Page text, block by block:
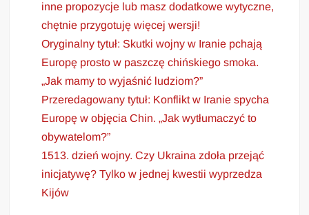
inne propozycje lub masz dodatkowe wytyczne,
chętnie przygotuję więcej wersji!
Oryginalny tytuł: Skutki wojny w Iranie pchają
Europę prosto w paszczę chińskiego smoka.
„Jak mamy to wyjaśnić ludziom?”
Przeredagowany tytuł: Konflikt w Iranie spycha
Europę w objęcia Chin. „Jak wytłumaczyć to
obywatelom?”
1513. dzień wojny. Czy Ukraina zdoła przejąć
inicjatywę? Tylko w jednej kwestii wyprzedza
Kijów